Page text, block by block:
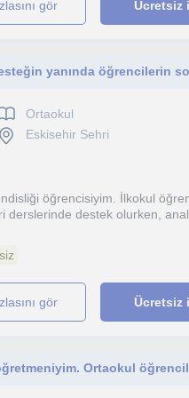
gör Ücretsiz
Ortaokul
Eskisehir Sehri
öğrencisiyim. İlkokul
derslerinde destek olurken,
gör Ücretsiz